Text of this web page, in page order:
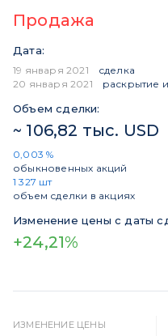
Продажа
Дата:
19 января 2021
сделка
20 января 2021
раскрытие
Объем сделки:
~ 106,82 тыс. USD
0,003 %
обыкновенных акций
1 327 шт
объем сделки в акциях
Изменение цены с даты
+24,21%
ИЗМЕНЕНИЕ ЦЕНЫ